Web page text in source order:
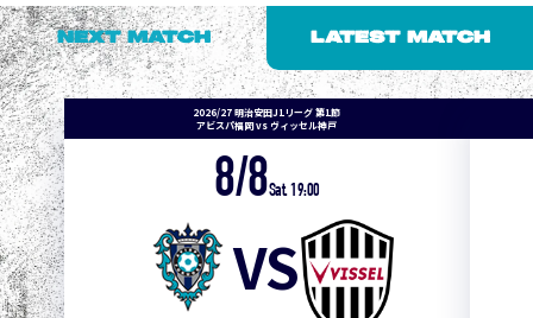
NEXT MATCH LATEST MATCH
2026/27 明治安田J1リーグ 第1節
アビスパ福岡 vs ヴィッセル神戸
8/8Sat. 19:00
VS